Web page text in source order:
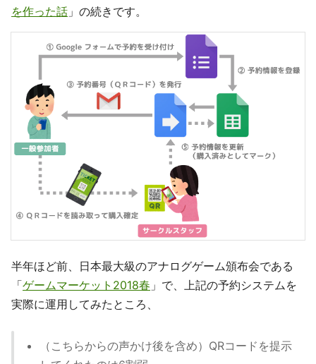
を作った話 」の続きです。
半年ほど前、日本最大級のアナログゲーム頒布会である
「ゲームマーケット2018春 」で、上記の予約システムを
実際に運用してみたところ、
（こちらからの声かけ後を含め）QRコードを提示